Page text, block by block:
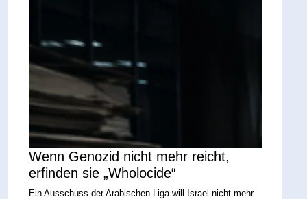
Wenn Genozid nicht mehr reicht,
erfinden sie „Wholocide“
Ein Ausschuss der Arabischen Liga will Israel nicht mehr